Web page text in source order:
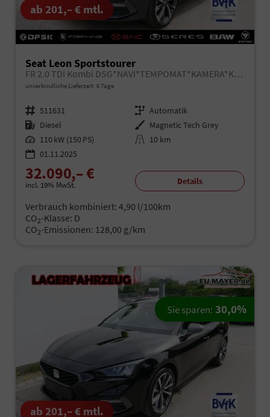
ab 201,– € mtl.
Seat Leon Sportstourer
FR 2.0 TDI Kombi DSG*NAVI*TEMPOMAT*KAMERA*KEYLESS-GO*VIRTUAL COCKPIT*
unverbindliche Lieferzeit: 6 Tage
Fahrzeugnr. 511631 Getriebe Automatik
Kraftstoff Diesel Außenfarbe Magnetic Tech Grey
Leistung 110 kW (150 PS) Kilometerstand 10 km
01.11.2025
32.090,– €
incl. 19% MwSt. Details
Verbrauch kombiniert: 4,90 l/100km
CO2-Klasse: D
CO2-Emissionen: 128,00 g/km
ab 201,– € mtl.
Sie sparen: 30,0%